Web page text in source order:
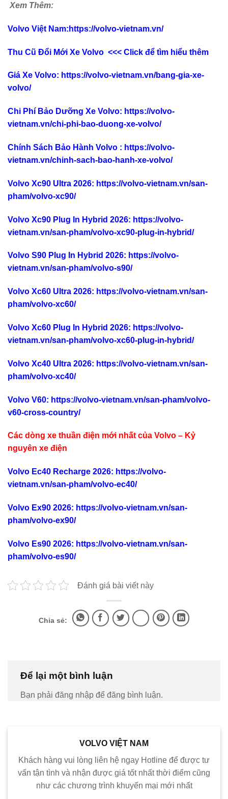
Xem Thêm:
Volvo Việt Nam: https://volvo-vietnam.vn/
Thu Cũ Đổi Mới Xe Volvo <<< Click để tìm hiểu thêm
Giá Xe Volvo: https://volvo-vietnam.vn/bang-gia-xe-
volvo/
Chi Phí Bảo Dưỡng Xe Volvo: https://volvo-
vietnam.vn/chi-phi-bao-duong-xe-volvo/
Chính Sách Bảo Hành Volvo : https://volvo-
vietnam.vn/chinh-sach-bao-hanh-xe-volvo/
Volvo Xc90 Ultra 2026: https://volvo-vietnam.vn/san-
pham/volvo-xc90/
Volvo Xc90 Plug In Hybrid 2026: https://volvo-
vietnam.vn/san-pham/volvo-xc90-plug-in-hybrid/
Volvo S90 Plug In Hybrid 2026: https://volvo-
vietnam.vn/san-pham/volvo-s90/
Volvo Xc60 Ultra 2026: https://volvo-vietnam.vn/san-
pham/volvo-xc60/
Volvo Xc60 Plug In Hybrid 2026: https://volvo-
vietnam.vn/san-pham/volvo-xc60-plug-in-hybrid/
Volvo Xc40 Ultra 2026: https://volvo-vietnam.vn/san-
pham/volvo-xc40/
Volvo V60: https://volvo-vietnam.vn/san-pham/volvo-
v60-cross-country/
Các dòng xe thuần điện mới nhất của Volvo – Kỷ
nguyên xe điện
Volvo Ec40 Recharge 2026: https://volvo-
vietnam.vn/san-pham/volvo-ec40/
Volvo Ex90 2026: https://volvo-vietnam.vn/san-
pham/volvo-ex90/
Volvo Es90 2026: https://volvo-vietnam.vn/san-
pham/volvo-es90/
Đánh giá bài viết này
Chia sẻ:
Để lại một bình luận
Bạn phải đăng nhập để đăng bình luận.
VOLVO VIỆT NAM
Khách hàng vui lòng liên hệ ngay Hotline để được tư
vấn tận tình và nhận được giá tốt nhất thời điểm cũng
như các chương trình khuyến mại mới nhất